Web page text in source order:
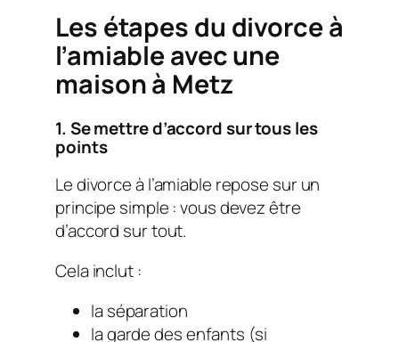
Les étapes du divorce à
l’amiable avec une
maison à Metz
1. Se mettre d’accord sur tous les
points
Le divorce à l’amiable repose sur un
principe simple : vous devez être
d’accord sur tout.
Cela inclut :
la séparation
la garde des enfants (si